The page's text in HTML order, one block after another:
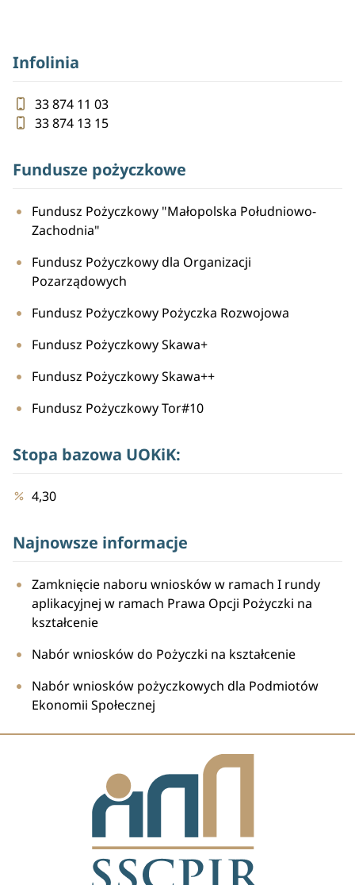
Infolinia
33 874 11 03
33 874 13 15
Fundusze pożyczkowe
Fundusz Pożyczkowy "Małopolska Południowo-
Zachodnia"
Fundusz Pożyczkowy dla Organizacji
Pozarządowych
Fundusz Pożyczkowy Pożyczka Rozwojowa
Fundusz Pożyczkowy Skawa+
Fundusz Pożyczkowy Skawa++
Fundusz Pożyczkowy Tor#10
Stopa bazowa UOKiK:
4,30
Najnowsze informacje
Zamknięcie naboru wniosków w ramach I rundy
aplikacyjnej w ramach Prawa Opcji Pożyczki na
kształcenie
Nabór wniosków do Pożyczki na kształcenie
Nabór wniosków pożyczkowych dla Podmiotów
Ekonomii Społecznej